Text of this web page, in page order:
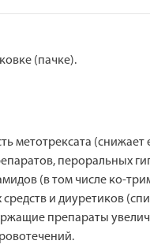
(пачке).
метотрексата
пероральных
(в том числе ко-
и диуретиков
препараты